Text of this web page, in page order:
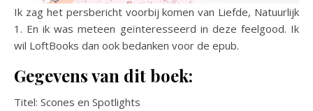
Ik zag het persbericht voorbij komen van Liefde, Natuurlijk
1. En ik was meteen geïnteresseerd in deze feelgood. Ik
wil LoftBooks dan ook bedanken voor de epub.
Gegevens van dit boek:
Titel: Scones en Spotlights